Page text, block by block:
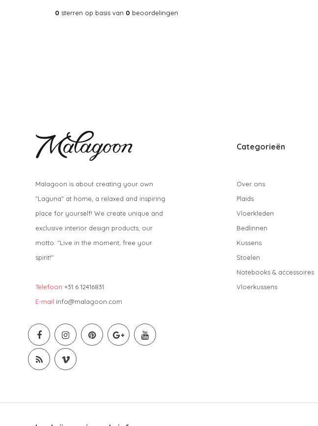
0 sterren op basis van 0 beoordelingen
Malagoon is about creating your own
"Laguna" at home, a relaxed and inspiring
place for yourself! We create unique and
exclusive interior design products, our
motto: "Live in the moment, free your
spirit!"
Telefoon +31 6 12416831
E-mail info@malagoon.com
Categorieën
Over ons
Plaids
Vloerkleden
Bedlinnen
Kussens
Stoelen
Notebooks & accessoires
Vloerkussens